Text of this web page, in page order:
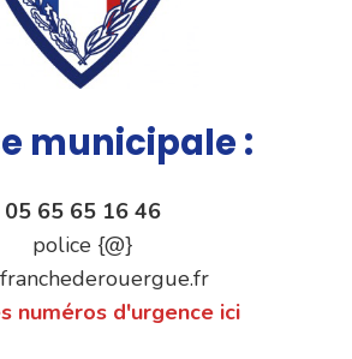
municipale :
05 65 65 16 46
police {@}
numéros d'urgence ici